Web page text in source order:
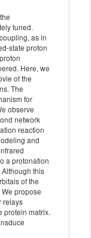
tuned.
as in
state proton
Here, we
of the
The
for
observe
network
reaction
and
a protonation
this
of the
propose
relays
protein matrix.